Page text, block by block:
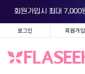
로그인 회원가입